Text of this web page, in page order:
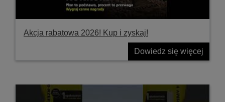
Akcja rabatowa 2026! Kup i zyskaj!
Dowiedz się więcej